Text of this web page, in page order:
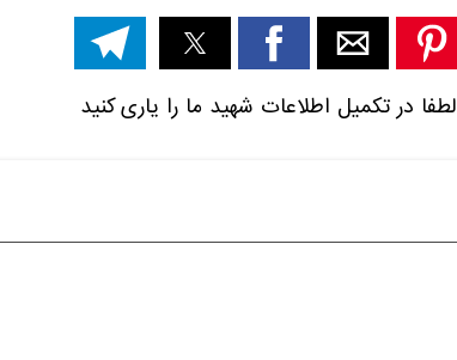
لطفا در تکمیل اطلاعات شهید ما را یاری کنید